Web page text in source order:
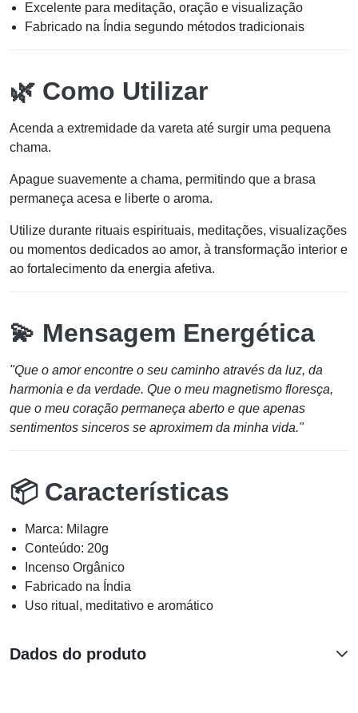
Excelente para meditação, oração e visualização
Fabricado na Índia segundo métodos tradicionais
🌿 Como Utilizar
Acenda a extremidade da vareta até surgir uma pequena
chama.
Apague suavemente a chama, permitindo que a brasa
permaneça acesa e liberte o aroma.
Utilize durante rituais espirituais, meditações, visualizações
ou momentos dedicados ao amor, à transformação interior e
ao fortalecimento da energia afetiva.
💫 Mensagem Energética
"Que o amor encontre o seu caminho através da luz, da
harmonia e da verdade. Que o meu magnetismo floresça,
que o meu coração permaneça aberto e que apenas
sentimentos sinceros se aproximem da minha vida."
📦 Características
Marca: Milagre
Conteúdo: 20g
Incenso Orgânico
Fabricado na Índia
Uso ritual, meditativo e aromático
Dados do produto